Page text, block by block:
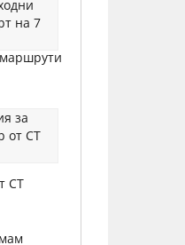
СТ